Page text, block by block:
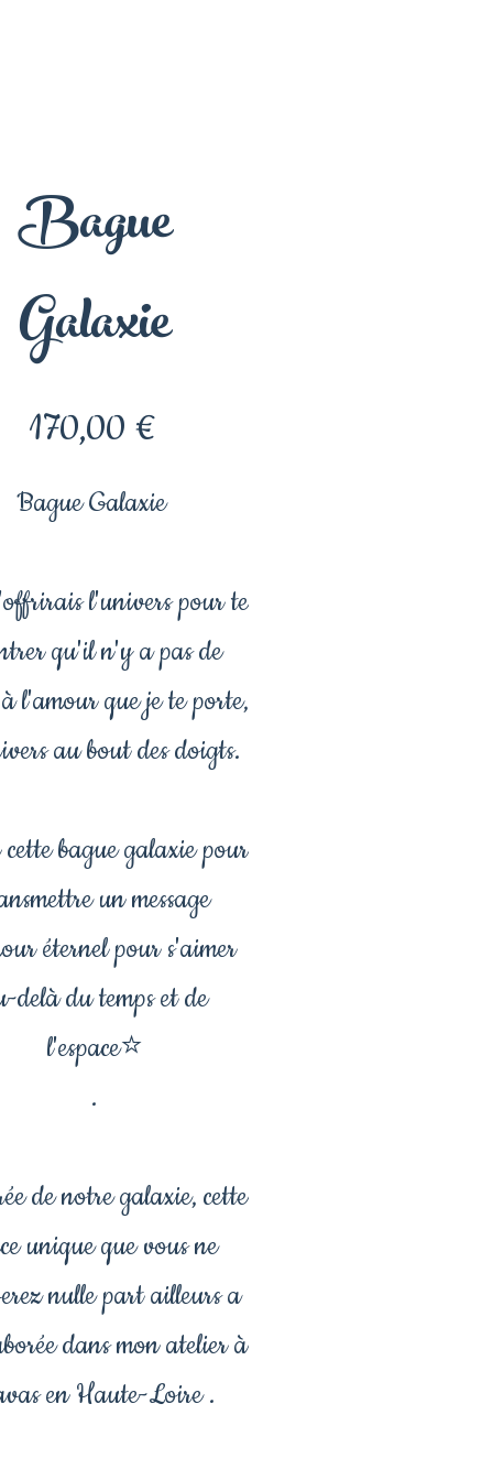
Bague
Galaxie
170,00 €Prix
Bague Galaxie
l'univers pour te
qu'il n'y a pas de
l'amour que je te porte,
au bout des doigts.
bague galaxie pour
un message
éternel pour s'aimer
delà du temps et de
l'espace⭐
.
de notre galaxie, cette
unique que vous ne
nulle part ailleurs a
dans mon atelier à
en Haute-Loire .